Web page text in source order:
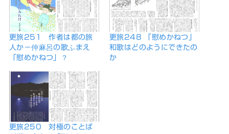
更旅251 作者は都の旅
人か－仲麻呂の歌ふまえ
「慰めかねつ」？
更旅248 「慰めかねつ」
和歌はどのようにできたの
か
更旅250 対極のことば